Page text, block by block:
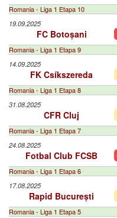
Romania - Liga 1 Etapa 10
19.09.2025
FC Botoșani
Romania - Liga 1 Etapa 9
14.09.2025
FK Csíkszereda
Romania - Liga 1 Etapa 8
31.08.2025
CFR Cluj
Romania - Liga 1 Etapa 7
24.08.2025
Fotbal Club FCSB
Romania - Liga 1 Etapa 6
17.08.2025
Rapid București
Romania - Liga 1 Etapa 5